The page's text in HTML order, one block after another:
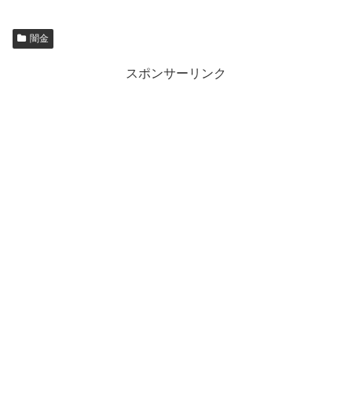
闇金
スポンサーリンク